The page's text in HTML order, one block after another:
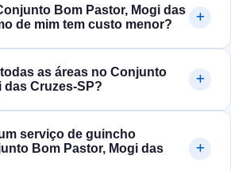
Bom Pastor, Mogi das
de mim tem custo menor?
as áreas no Conjunto
Cruzes‑SP?
serviço de guincho
Bom Pastor, Mogi das